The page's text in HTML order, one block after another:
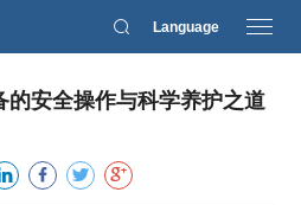
Language
的安全操作与科学养护之道